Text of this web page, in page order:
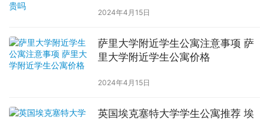
2024年4月15日
萨里大学附近学生公寓注意事项 萨
里大学附近学生公寓价格
2024年4月15日
英国埃克塞特大学学生公寓推荐 埃